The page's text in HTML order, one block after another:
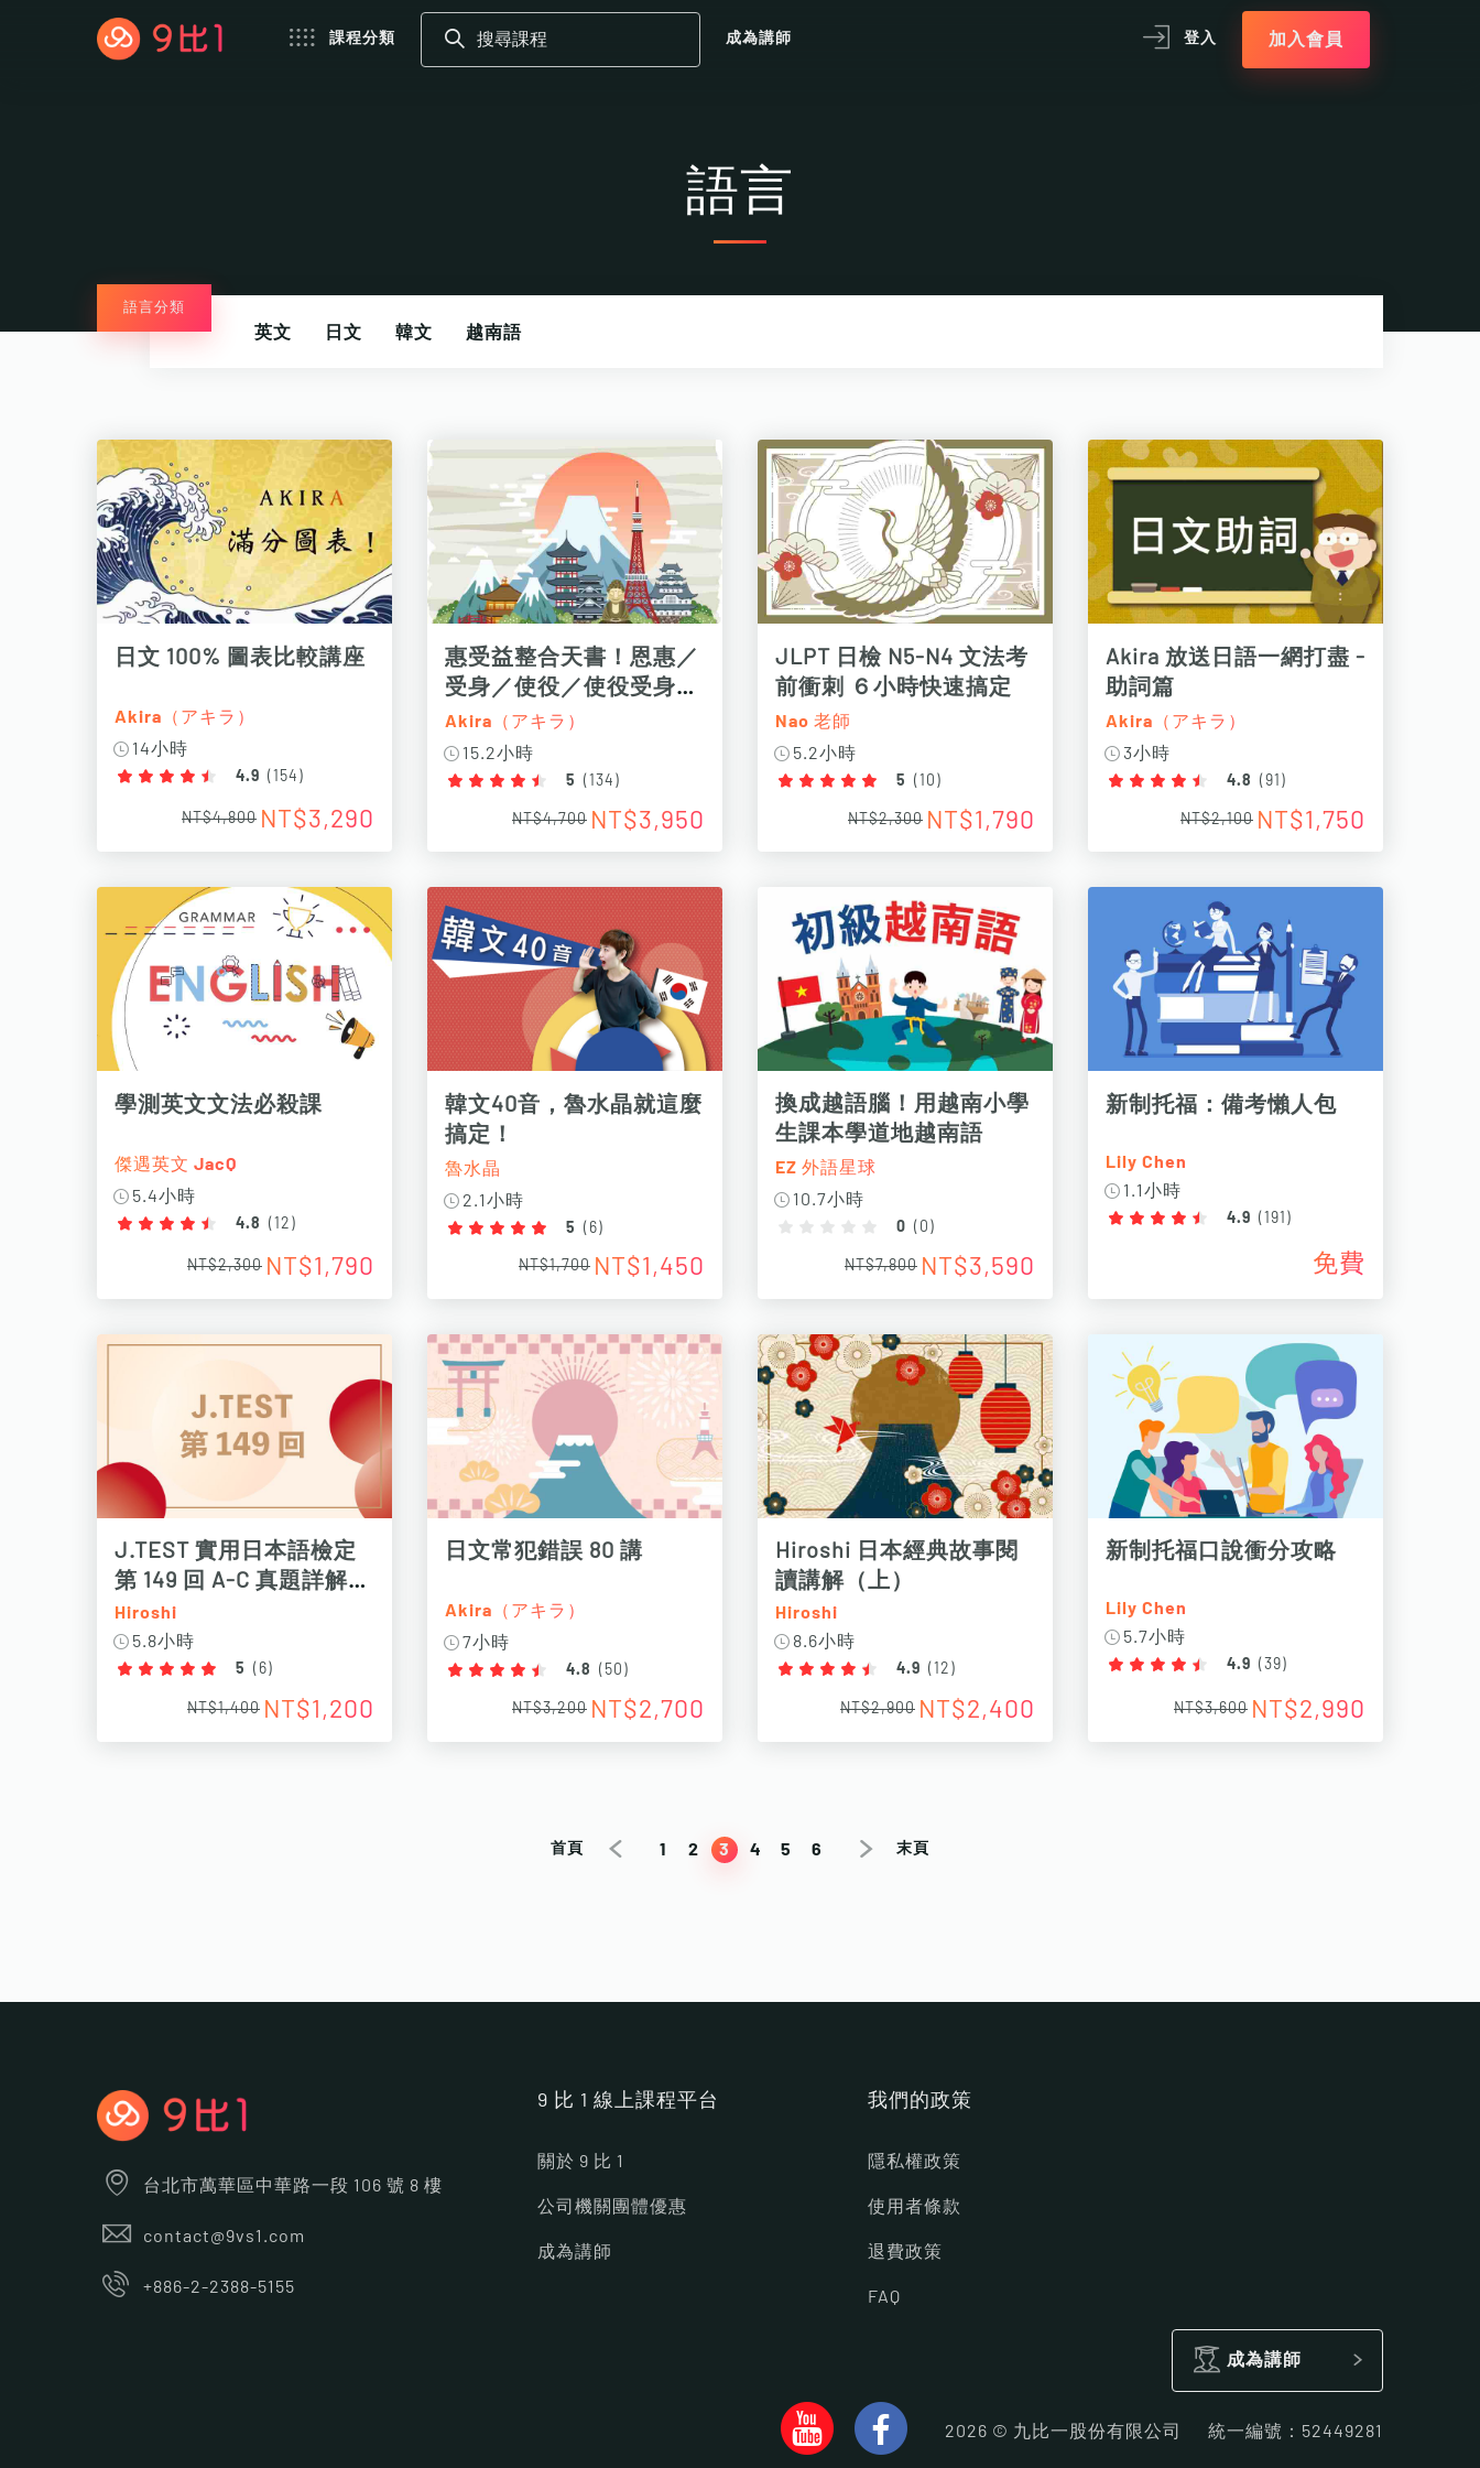
課程分類 成為講師 登入 加入會員
語言
語言分類
英文 日文 韓文 越南語
日文 100% 圖表比較講座
Akira（アキラ）
14小時
4.9 ( 154 )
NT$4,800 NT$3,290
惠受益整合天書！恩惠／
受身／使役／使役受身
200 招
Akira（アキラ）
15.2小時
5 ( 134 )
NT$4,700 NT$3,950
JLPT 日檢 N5-N4 文法考
前衝刺 ６小時快速搞定
Nao 老師
5.2小時
5 ( 10 )
NT$2,300 NT$1,790
Akira 放送日語一網打盡 -
助詞篇
Akira（アキラ）
3小時
4.8 ( 91 )
NT$2,100 NT$1,750
學測英文文法必殺課
傑遇英文 JacQ
5.4小時
4.8 ( 12 )
NT$2,300 NT$1,790
韓文40音，魯水晶就這麼
搞定！
魯水晶
2.1小時
5 ( 6 )
NT$1,700 NT$1,450
換成越語腦！用越南小學
生課本學道地越南語
EZ 外語星球
10.7小時
0 ( 0 )
NT$7,800 NT$3,590
新制托福：備考懶人包
Lily Chen
1.1小時
4.9 ( 191 )
免費
J.TEST 實用日本語檢定
第 149 回 A-C 真題詳解
（N1、N2適用）
Hiroshi
5.8小時
5 ( 6 )
NT$1,400 NT$1,200
日文常犯錯誤 80 講
Akira（アキラ）
7小時
4.8 ( 50 )
NT$3,200 NT$2,700
Hiroshi 日本經典故事閱
讀講解（上）
Hiroshi
8.6小時
4.9 ( 12 )
NT$2,900 NT$2,400
新制托福口說衝分攻略
Lily Chen
5.7小時
4.9 ( 39 )
NT$3,600 NT$2,990
首頁 1 2 3 4 5 6 末頁
台北市萬華區中華路一段 106 號 8 樓
contact@9vs1.com
+886-2-2388-5155
9 比 1 線上課程平台
關於 9 比 1
公司機關團體優惠
成為講師
我們的政策
隱私權政策
使用者條款
退費政策
FAQ
成為講師
2026 © 九比一股份有限公司 統一編號：52449281